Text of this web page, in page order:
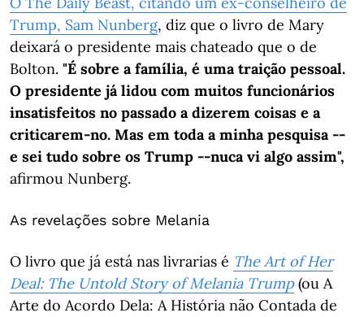
Trump, Sam Nunberg, diz que o livro de Mary
deixará o presidente mais chateado que o de
Bolton. "É sobre a família, é uma traição pessoal.
O presidente já lidou com muitos funcionários
insatisfeitos no passado a dizerem coisas e a
criticarem-no. Mas em toda a minha pesquisa --
e sei tudo sobre os Trump --nuca vi algo assim",
afirmou Nunberg.
As revelações sobre Melania
O livro que já está nas livrarias é The Art of Her
Deal: The Untold Story of Melania Trump (ou A
Arte do Acordo Dela: A História não Contada de